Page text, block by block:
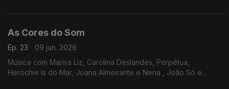
As Cores do Som
Ep. 23
09 jun. 2026
Música com Marisa Liz, Carolina Deslandes, Perpétua,
Heróchie is do Mar, Joana Almeirante e Nena , João Só e